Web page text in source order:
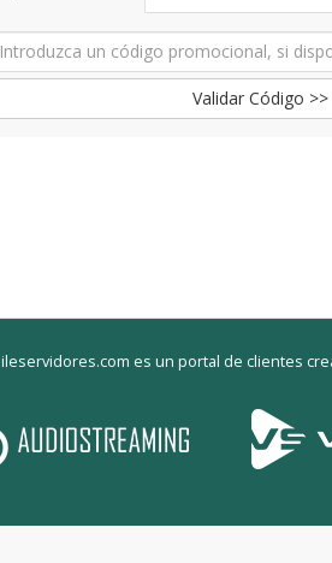
Validar Código >>
es un portal de clientes